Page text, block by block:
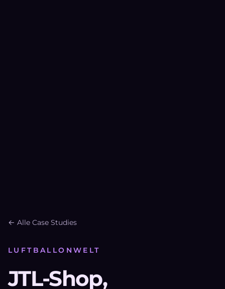
← Alle Case Studies
LUFTBALLONWELT
JTL-Shop,